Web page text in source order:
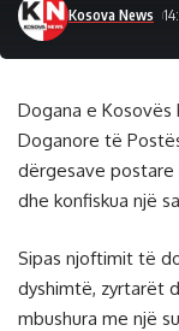
Kosova News
Dogana e
Doganore të
dërgesave postare
dhe konfiskua një
Sipas njoftimit të
dyshimtë, zyrtarët
mbushura me një